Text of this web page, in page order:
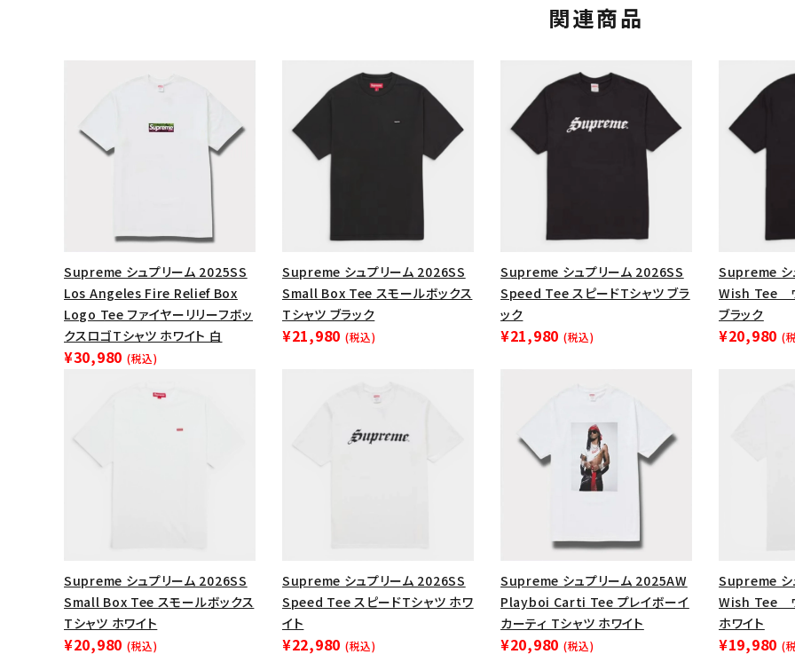
キーワードから探す
カテゴリーから探す コラボレーション
円 ～ 円
2026SS
在庫のない商品を表示する
絞り込んで検索する
関連商品
Supreme シュプリーム 2025SS
Los Angeles Fire Relief Box
Logo Tee ファイヤーリリーフボッ
クスロゴTシャツ ホワイト 白
¥30,980 (税込)
Supreme シュプリーム 2026SS
Small Box Tee スモールボックス
Tシャツ ブラック
¥21,980 (税込)
Supreme シュプリーム 2026SS
Speed Tee スピードTシャツ ブラ
ック
¥21,980 (税込)
Supreme シ
Wish Tee
ブラック
¥20,980 (
Supreme シュプリーム 2026SS
Small Box Tee スモールボックス
Tシャツ ホワイト
¥20,980 (税込)
Supreme シュプリーム 2026SS
Speed Tee スピードTシャツ ホワ
イト
¥22,980 (税込)
Supreme シュプリーム 2025AW
Playboi Carti Tee プレイボーイ
カーティ Tシャツ ホワイト
¥20,980 (税込)
Supreme シ
Wish Tee
ホワイト
¥19,980 (